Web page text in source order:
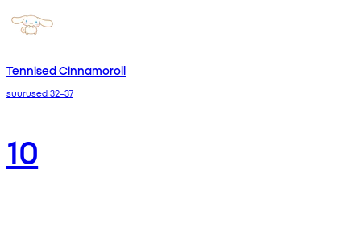
Tennised Cinnamoroll
suurused 32–37
10